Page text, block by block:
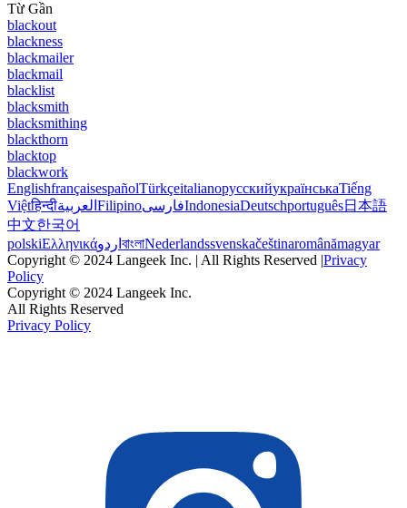
Từ Gần
blackout
blackness
blackmailer
blackmail
blacklist
blacksmith
blacksmithing
blackthorn
blacktop
blackwork
EnglishfrançaisespañolTürkçeitalianoрусскийукраїнськаTiếng
Việtहिन्दीالعربية FilipinoفارسیIndonesiaDeutschportuguês日本語
中文한국어
polskiΕλληνικάاردو বাংলাNederlandssvenskačeštinaromânămagyar
Copyright © 2024 Langeek Inc. | All Rights Reserved |Privacy
Policy
Copyright © 2024 Langeek Inc.
All Rights Reserved
Privacy Policy